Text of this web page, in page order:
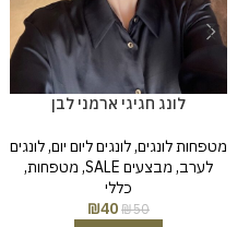
לונג חגיגי ארמני לבן
מטפחות לונגים,לונגים ליום יום,לונגים
לערב, מבצעים SALE , מטפחות,
כללי
₪50
₪40